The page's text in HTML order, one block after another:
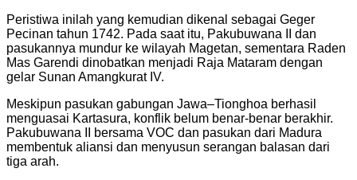
Peristiwa inilah yang kemudian dikenal sebagai Geger
Pecinan tahun 1742. Pada saat itu, Pakubuwana II dan
pasukannya mundur ke wilayah Magetan, sementara Raden
Mas Garendi dinobatkan menjadi Raja Mataram dengan
gelar Sunan Amangkurat IV.
Meskipun pasukan gabungan Jawa–Tionghoa berhasil
menguasai Kartasura, konflik belum benar-benar berakhir.
Pakubuwana II bersama VOC dan pasukan dari Madura
membentuk aliansi dan menyusun serangan balasan dari
tiga arah.